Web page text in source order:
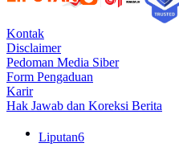
Kontak
Disclaimer
Pedoman Media Siber
Form Pengaduan
Karir
Hak Jawab dan Koreksi Berita
Liputan6